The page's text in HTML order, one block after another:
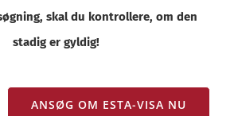
skal du kontrollere, om den
stadig er gyldig!
ANSØG OM ESTA-VISA NU